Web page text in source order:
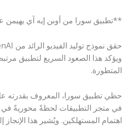
**تطبيق سورا من أوبن إيه آي يهيمن
ويؤكد هذا الصعود السريع لتطبيق
المتطورة.
حظي تطبيق سورا، المعروف بقدرته
في متجر التطبيقات لحظةً محوريةً في
اهتمام المستهلكين. ويُشير هذا